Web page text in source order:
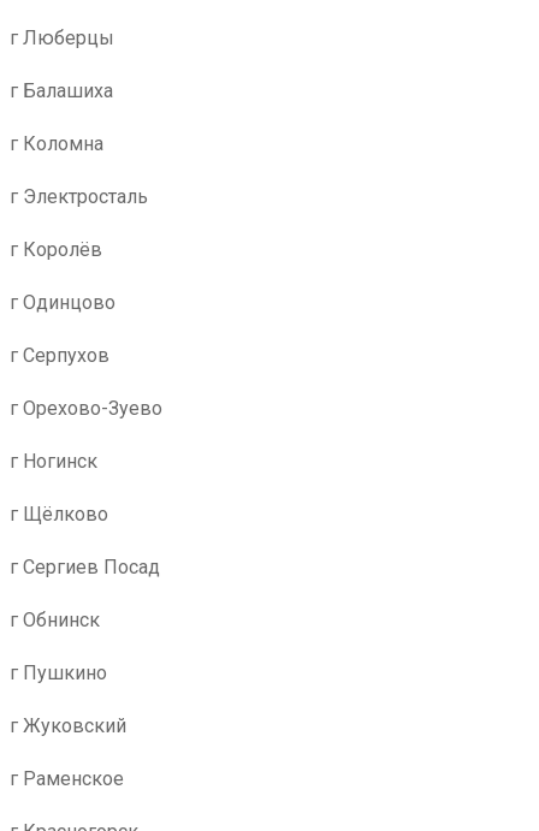
г Люберцы
г Балашиха
г Коломна
г Электросталь
г Королёв
г Одинцово
г Серпухов
г Орехово-Зуево
г Ногинск
г Щёлково
г Сергиев Посад
г Обнинск
г Пушкино
г Жуковский
г Раменское